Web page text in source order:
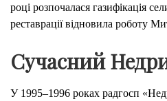
році розпочалася газифікація
реставрації відновила роботу
Сучасний
У 1995–1996 роках радгосп